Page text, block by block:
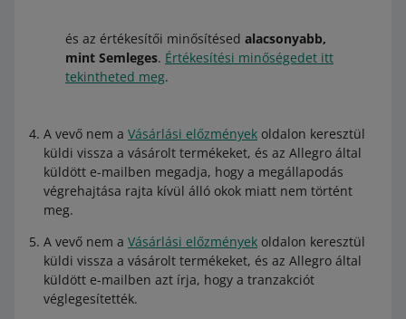
és az értékesítői minősítésed alacsonyabb,
mint Semleges. Értékesítési minőségedet itt
tekintheted meg.
A vevő nem a Vásárlási előzmények oldalon keresztül
küldi vissza a vásárolt termékeket, és az Allegro által
küldött e-mailben megadja, hogy a megállapodás
végrehajtása rajta kívül álló okok miatt nem történt
meg.
A vevő nem a Vásárlási előzmények oldalon keresztül
küldi vissza a vásárolt termékeket, és az Allegro által
küldött e-mailben azt írja, hogy a tranzakciót
véglegesítették.